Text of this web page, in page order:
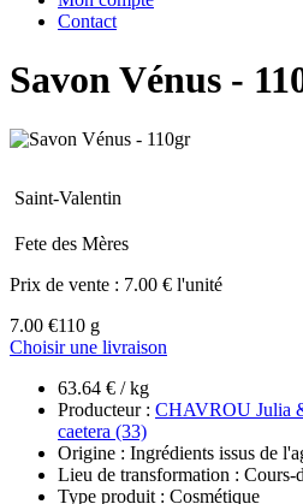
Contact
Savon Vénus -
Saint-Valentin
Fete des Mères
Prix de vente : 7.00 € l'unité
7.00 €110 g
Choisir une livraison
63.64 € / kg
Producteur : CHAVROU Julia
caetera (33)
Origine : Ingrédients issus de
Lieu de transformation : Cours-
Type produit : Cosmétique